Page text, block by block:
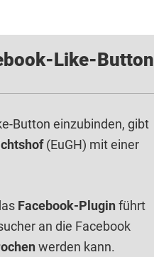
Like-Button
Button einzubinden, gibt
(EuGH) mit einer
Facebook-Plugin führt
an die Facebook
werden kann.